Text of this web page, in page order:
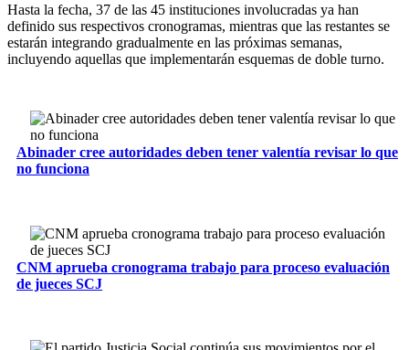
Hasta la fecha, 37 de las 45 instituciones involucradas ya han
definido sus respectivos cronogramas, mientras que las restantes se
estarán integrando gradualmente en las próximas semanas,
incluyendo aquellas que implementarán esquemas de doble turno.
Abinader cree autoridades deben tener valentía revisar lo que
no funciona
CNM aprueba cronograma trabajo para proceso evaluación
de jueces SCJ